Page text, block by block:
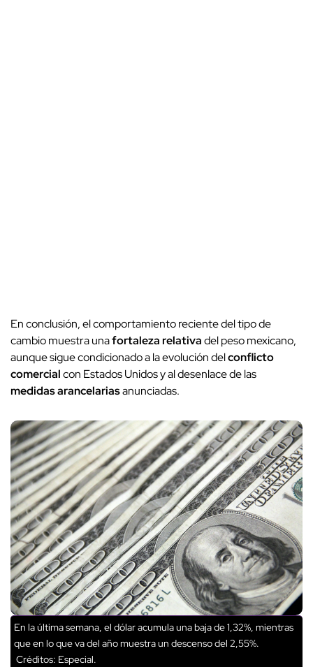
En conclusión, el comportamiento reciente del tipo de
cambio muestra unafortaleza relativadel peso mexicano,
aunque sigue condicionado a la evolución delconflicto
comercialcon Estados Unidos y al desenlace de las
medidas arancelariasanunciadas.
En la última semana, el dólar acumula una baja de 1,32%, mientras
que en lo que va del año muestra un descenso del 2,55%.
Créditos: Especial.